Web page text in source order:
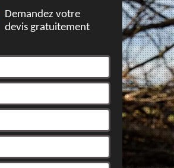
Demandez votre
devis gratuitement